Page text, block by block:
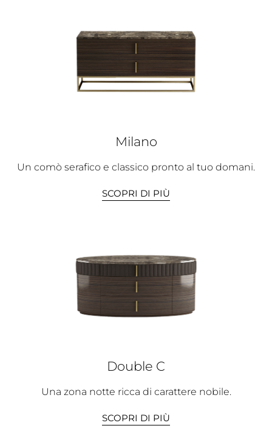
Milano
Un comò serafico e classico pronto al tuo domani.
SCOPRI DI PIÙ
Double C
Una zona notte ricca di carattere nobile.
SCOPRI DI PIÙ